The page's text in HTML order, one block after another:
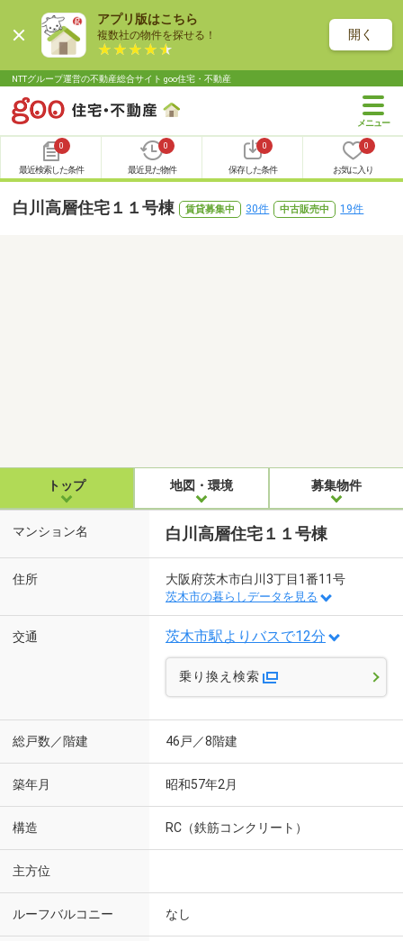
アプリ版はこちら
複数社の物件を探せる！ 開く
NTTグループ運営の不動産総合サイト goo住宅・不動産
0
最近検索した条件
0
最近見た物件
0
保存した条件
0
お気に入り
白川高層住宅１１号棟 賃貸募集中 30件 中古販売中 19件
トップ 地図・環境 募集物件
マンション名 白川高層住宅１１号棟
住所 大阪府茨木市白川3丁目1番11号
茨木市の暮らしデータを見る
交通 茨木市駅よりバスで12分
乗り換え検索
総戸数／階建 46戸／8階建
築年月 昭和57年2月
構造 RC（鉄筋コンクリート）
主方位
ルーフバルコニー なし